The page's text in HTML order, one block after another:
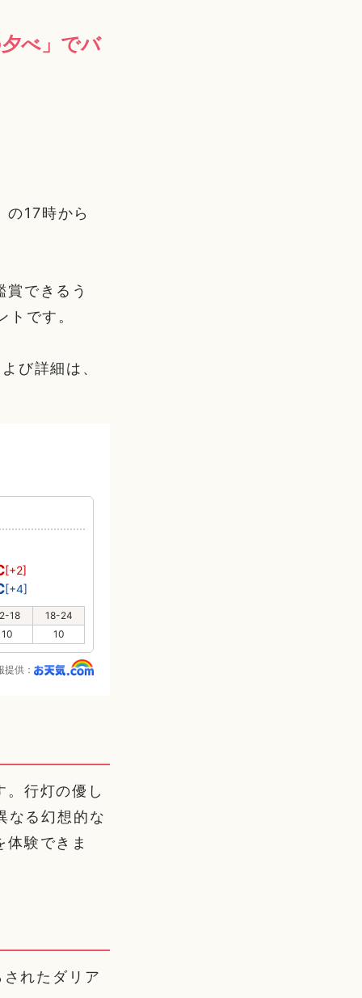
べ」でバ
17時から
できるう
です。
び詳細は、
[+2]
[+4]
18
18-24
10
10
提供：
行灯の優し
なる幻想的な
験できま
れたダリア